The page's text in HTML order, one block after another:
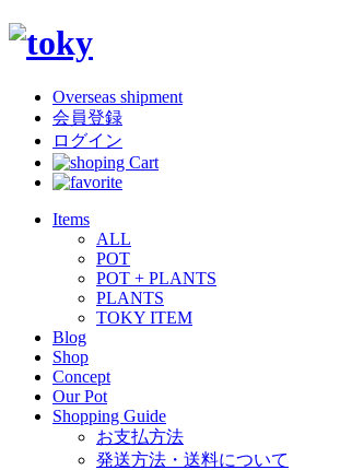
Overseas shipment
会員登録
ログイン
Items
ALL
POT
POT + PLANTS
PLANTS
TOKY ITEM
Blog
Shop
Concept
Our Pot
Shopping Guide
お支払方法
発送方法・送料について